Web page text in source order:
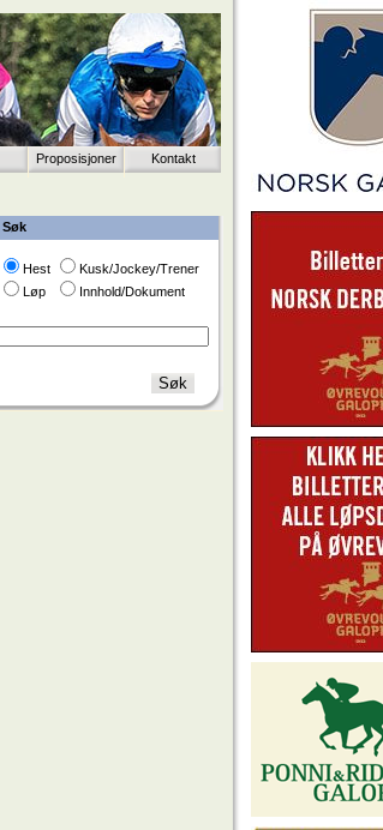
Proposisjoner Kontakt
Søk
Hest
Kusk/Jockey/Trener
Løp
Innhold/Dokument